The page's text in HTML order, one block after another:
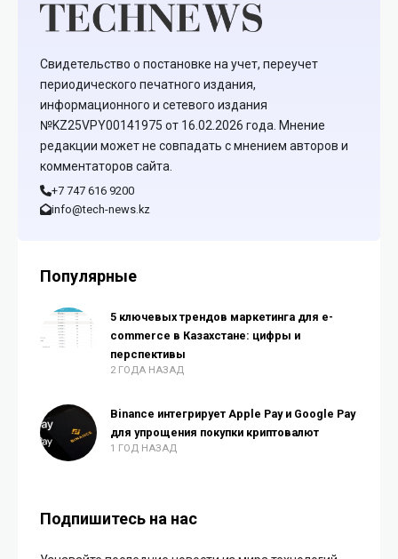
Свидетельство о постановке на учет, переучет
периодического печатного издания,
информационного и сетевого издания
№KZ25VPY00141975 от 16.02.2026 года. Мнение
редакции может не совпадать с мнением авторов и
комментаторов сайта.
+7 747 616 9200
info@tech-news.kz
Популярные
5 ключевых трендов маркетинга для e-
commerce в Казахстане: цифры и
перспективы
2 ГОДА НАЗАД
Binance интегрирует Apple Pay и Google Pay
для упрощения покупки криптовалют
1 ГОД НАЗАД
Подпишитесь на нас